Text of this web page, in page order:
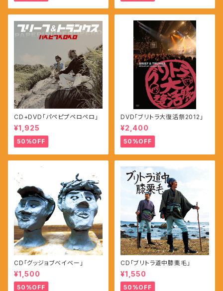
CD+DVD「パペピプペロペロ」
¥1,925
50%OFF
DVD「ブリトラ大復活祭2012」
¥2,400
50%OFF
CD「グッジョブベイベー」
¥1,500
50%OFF
CD「ブリトラ道中膝栗毛」
¥1,550
50%OFF